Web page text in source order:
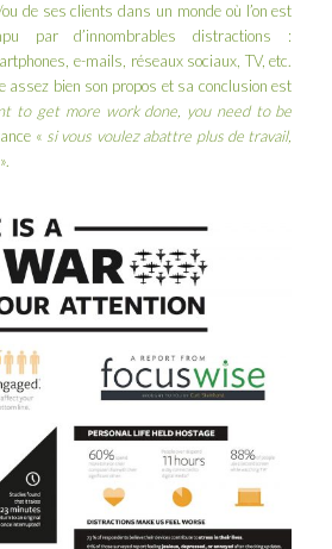
de ses clients dans un monde où l’on est
par d’innombrables distractions :
e-mails, réseaux sociaux, TV, etc.
assez bien son propos et sa conclusion est
to get more work done, you need to be
« si vous voulez abattre plus de travail,